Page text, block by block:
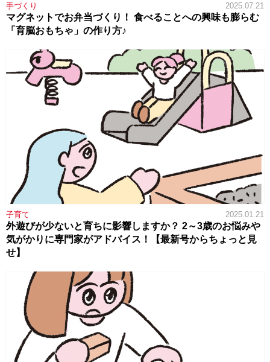
手づくり 2025.07.21
マグネットでお弁当づくり！ 食べることへの興味も膨らむ
「育脳おもちゃ」の作り方♪
子育て 2025.01.21
外遊びが少ないと育ちに影響しますか？ 2～3歳のお悩みや
気がかりに専門家がアドバイス！【最新号からちょっと見
せ】